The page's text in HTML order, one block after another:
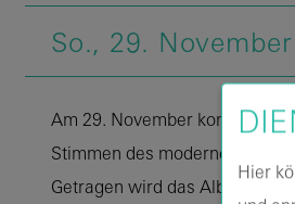
So., 29. November
Am 29. November kommt
Stimmen des modernen R&B
Getragen wird das Album
Hier